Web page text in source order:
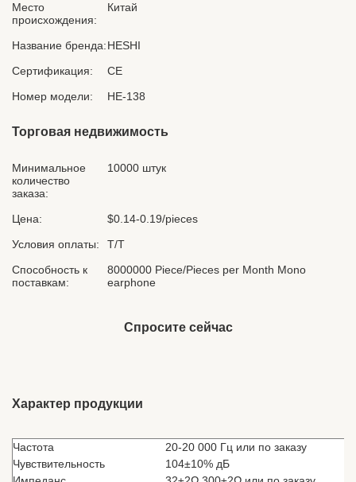
Место
происхождения:
Китай
Название бренда:HESHI
Сертификация:
CE
Номер модели:
НЕ-138
Торговая недвижимость
Минимальное
количество
заказа:
10000 штук
Цена:
$0.14-0.19/pieces
Условия оплаты:
Т/Т
Способность к
поставкам:
8000000 Piece/Pieces per Month Mono
earphone
Спросите сейчас
Характер продукции
Частота
20-20 000 Гц или по заказу
Чувствительность
104±10% дБ